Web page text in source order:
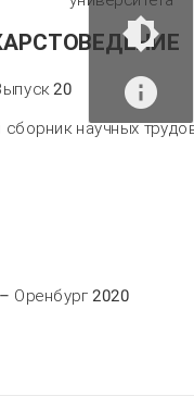
20
научных
Оренбург 2020